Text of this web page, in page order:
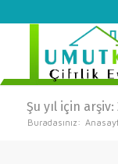
Şu yıl için arşiv:
Buradasınız: